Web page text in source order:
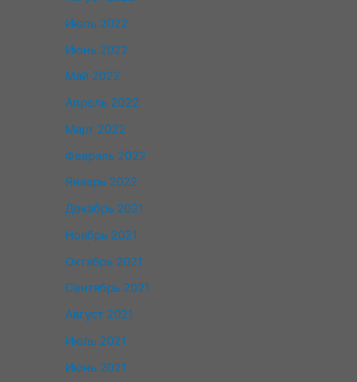
Июль 2022
Июнь 2022
Май 2022
Апрель 2022
Март 2022
Февраль 2022
Январь 2022
Декабрь 2021
Ноябрь 2021
Октябрь 2021
Сентябрь 2021
Август 2021
Июль 2021
Июнь 2021